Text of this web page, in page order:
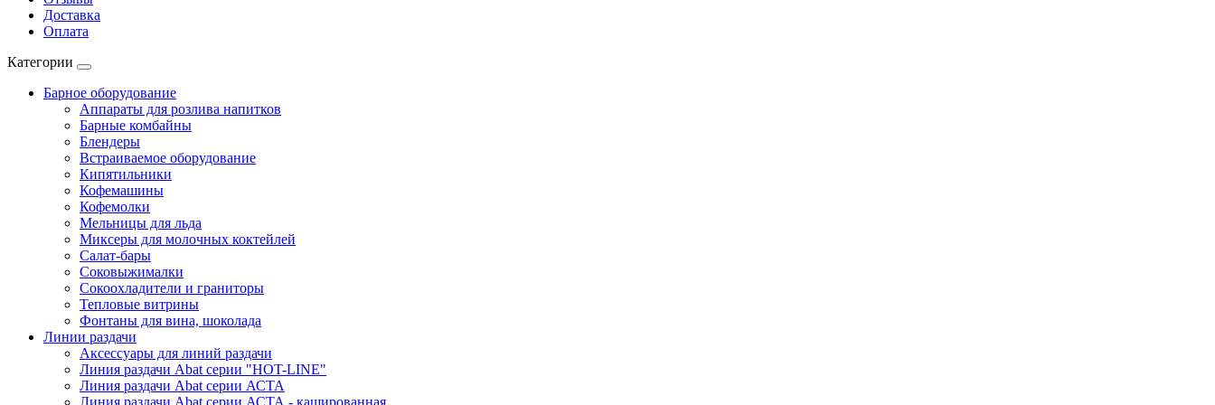
Доставка
Оплата
Категории
Барное оборудование
Аппараты для розлива напитков
Барные комбайны
Блендеры
Встраиваемое оборудование
Кипятильники
Кофемашины
Кофемолки
Мельницы для льда
Миксеры для молочных коктейлей
Салат-бары
Соковыжималки
Сокоохладители и граниторы
Тепловые витрины
Фонтаны для вина, шоколада
Линии раздачи
Аксессуары для линий раздачи
Линия раздачи Abat серии "HOT-LINE"
Линия раздачи Abat серии АСТА
Линия раздачи Abat серии АСТА - кашированная